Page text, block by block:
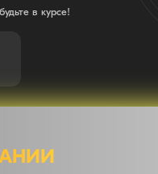
в курсе!